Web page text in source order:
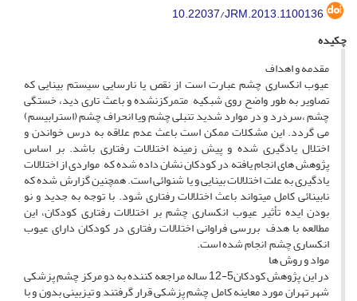
10.22037/JRM.2013.1100136
چکیده
مقدمه و اهداف
عیوب انکساری چشم عبارت است از نقص یا نارسایی سیستم بینایی که
تصاویر به طور واضح روی شبکیه متمرکزنشده و باعث تاری دید، خستگی
چشم ،سردرد و در موارد شدید تنبلی چشم ویا انحراف چشم (استرابیسم)
می گردد. این مشکلات ممکن است باعث عدم علاقه به درس خواندن و
اختلال یادگیری شده و پیش زمینه اختلالات رفتاری باشد. بر اساس
پژوهش های انجام یافته در کودکان نشان داده شده که مواردی از اختلالات
یادگیری به علت اختلالات بینایی و یا شنوائی است. همچنین گزارش شده که
نابینائی کامل میتواند باعث اختلالات رفتاری شود. با توجه به جدید و نو
بودن ایده تأثیر عیوب انکساری چشم بر اختلالات رفتاری کودکان، این
مطالعه با هدف بررسی فراوانی اختلالات رفتاری در کودکان دارای عیوب
انکساری چشم انجام شده است.
مواد و روش ها
در این پژوهش کودکان5-12 ساله مراجعه کننده به دو مرکز چشم پزشکی
شهر تهران مورد معاینه کامل چشم پزشکی قرار گرفتند و تیزبینی بدون و با